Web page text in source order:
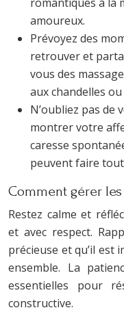
amoureux.
Prévoyez des
retrouver et
vous des
aux chandelles
N’oubliez pas de
montrer votre
caresse
peuvent faire
Comment gérer
Restez calme et
et avec respect.
précieuse et qu’il
ensemble. La
essentielles pour
constructive.